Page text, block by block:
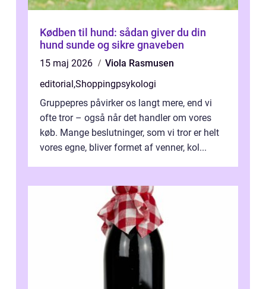
Kødben til hund: sådan giver du din
hund sunde og sikre gnaveben
15 maj 2026
Viola Rasmusen
editorial,Shoppingpsykologi
Gruppepres påvirker os langt mere, end vi
ofte tror – også når det handler om vores
køb. Mange beslutninger, som vi tror er helt
vores egne, bliver formet af venner, kol...